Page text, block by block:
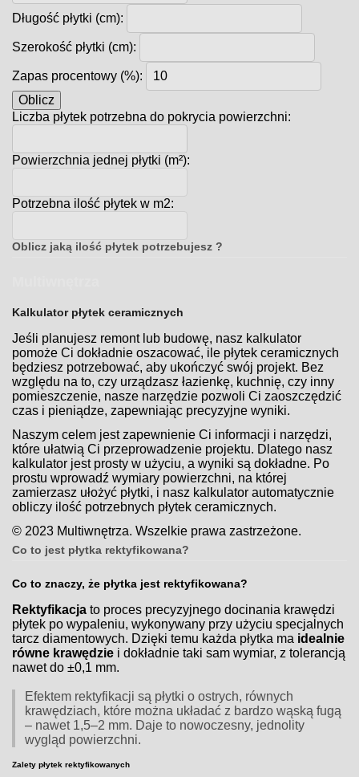
Długość płytki (cm):
Szerokość płytki (cm):
Zapas procentowy (%):
Oblicz
Liczba płytek potrzebna do pokrycia powierzchni:
Powierzchnia jednej płytki (m²):
Potrzebna ilość płytek w m2:
Oblicz jaką ilość płytek potrzebujesz ?
Kalkulator płytek ceramicznych
Jeśli planujesz remont lub budowę, nasz kalkulator
pomoże Ci dokładnie oszacować, ile płytek ceramicznych
będziesz potrzebować, aby ukończyć swój projekt. Bez
względu na to, czy urządzasz łazienkę, kuchnię, czy inny
pomieszczenie, nasze narzędzie pozwoli Ci zaoszczędzić
czas i pieniądze, zapewniając precyzyjne wyniki.
Naszym celem jest zapewnienie Ci informacji i narzędzi,
które ułatwią Ci przeprowadzenie projektu. Dlatego nasz
kalkulator jest prosty w użyciu, a wyniki są dokładne. Po
prostu wprowadź wymiary powierzchni, na której
zamierzasz ułożyć płytki, i nasz kalkulator automatycznie
obliczy ilość potrzebnych płytek ceramicznych.
© 2023 Multiwnętrza. Wszelkie prawa zastrzeżone.
Co to jest płytka rektyfikowana?
Co to znaczy, że płytka jest rektyfikowana?
Rektyfikacja to proces precyzyjnego docinania krawędzi
płytek po wypaleniu, wykonywany przy użyciu specjalnych
tarcz diamentowych. Dzięki temu każda płytka ma idealnie
równe krawędzie i dokładnie taki sam wymiar, z tolerancją
nawet do ±0,1 mm.
Efektem rektyfikacji są płytki o ostrych, równych
krawędziach, które można układać z bardzo wąską fugą
– nawet 1,5–2 mm. Daje to nowoczesny, jednolity
wygląd powierzchni.
Zalety płytek rektyfikowanych